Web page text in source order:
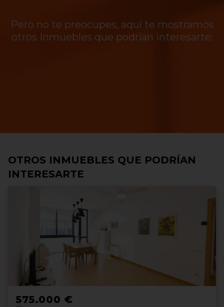
Pero no te preocupes, aquí te mostramos
otros Inmuebles que podrían interesarte:
OTROS INMUEBLES QUE PODRÍAN
INTERESARTE
575.000 €